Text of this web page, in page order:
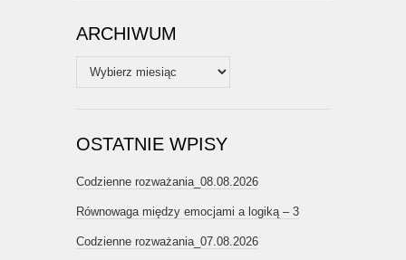
ARCHIWUM
Archiwum
OSTATNIE WPISY
Codzienne rozważania_08.08.2026
Równowaga między emocjami a logiką – 3
Codzienne rozważania_07.08.2026